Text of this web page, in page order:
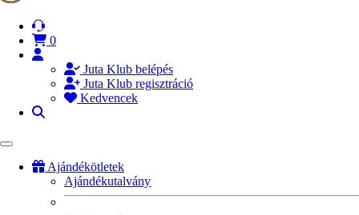
0
Juta Klub belépés
Juta Klub regisztráció
Kedvencek
Ajándékötletek
Ajándékutalvány